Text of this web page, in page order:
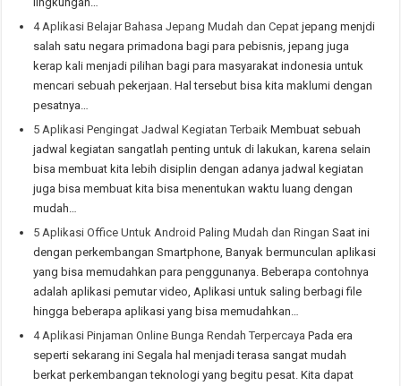
4 Aplikasi Belajar Bahasa Jepang Mudah dan Cepat jepang menjdi
salah satu negara primadona bagi para pebisnis, jepang juga
kerap kali menjadi pilihan bagi para masyarakat indonesia untuk
mencari sebuah pekerjaan. Hal tersebut bisa kita maklumi dengan
pesatnya…
5 Aplikasi Pengingat Jadwal Kegiatan Terbaik Membuat sebuah
jadwal kegiatan sangatlah penting untuk di lakukan, karena selain
bisa membuat kita lebih disiplin dengan adanya jadwal kegiatan
juga bisa membuat kita bisa menentukan waktu luang dengan
mudah…
5 Aplikasi Office Untuk Android Paling Mudah dan Ringan Saat ini
dengan perkembangan Smartphone, Banyak bermunculan aplikasi
yang bisa memudahkan para penggunanya. Beberapa contohnya
adalah aplikasi pemutar video, Aplikasi untuk saling berbagi file
hingga beberapa aplikasi yang bisa memudahkan…
4 Aplikasi Pinjaman Online Bunga Rendah Terpercaya Pada era
seperti sekarang ini Segala hal menjadi terasa sangat mudah
berkat perkembangan teknologi yang begitu pesat. Kita dapat